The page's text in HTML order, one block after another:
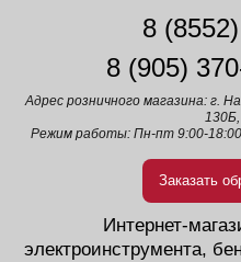
8
8 (905)
Адрес розничного магазина: г.
Режим работы: Пн-пт 9:00-
Заказать
Интернет-
электроинструмента,